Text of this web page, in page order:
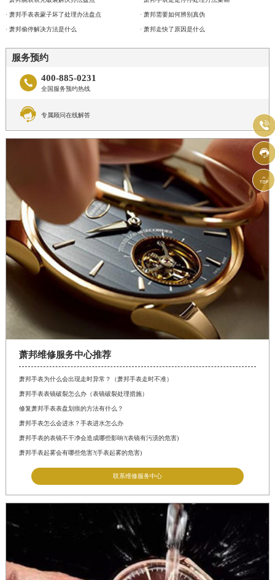
· 萧邦手表表蒙子坏了处理办法盘点
· 萧邦偷停解决方法是什么
· 萧邦需要如何辨别真伪
· 萧邦走快了原因是什么
服务预约
 400-885-0231
全国服务预约热线
 专属顾问在线解答
萧邦维修服务中心推荐
萧邦手表为什么会出现走时异常？（萧邦手表走时不准）
萧邦手表表镜破裂怎么办（表镜破裂处理措施）
修复萧邦手表表盘划痕的方法有什么？
萧邦手表怎么会进水？手表进水怎么办
萧邦手表的表镜不干净会造成哪些影响?(表镜有污渍的危害)
萧邦手表起雾会有哪些危害?(手表起雾的危害)
联系维修服务中心


